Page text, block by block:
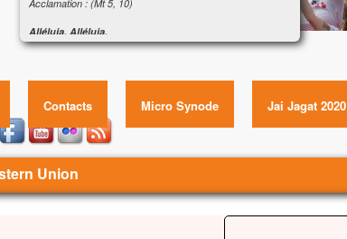
Heureux ceux qui sont persécutés pour la justice,
Alléluia.
Évangile de Jésus Christ selon saint Matthieu
En ce temps-là,
Jésus disait à ses disciples :
« Si quelqu’un veut marcher à ma suite,
qu’il renonce à lui-même,
Évangile : « Que pourra donner l’homme en échange de sa
Contacts Micro Synode Jai Jagat 2020
Union